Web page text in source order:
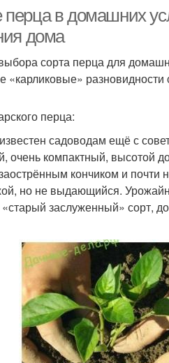
в домашних
дома
сорта перца для
перца:
садоводам ещё с
очень компактный, высотой
кончиком и
но не выдающийся.
заслуженный» сорт,